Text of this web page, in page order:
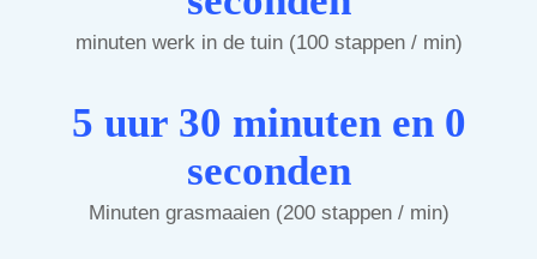
minuten werk in de tuin (100 stappen / min)
5 uur 30 minuten en 0
seconden
Minuten grasmaaien (200 stappen / min)